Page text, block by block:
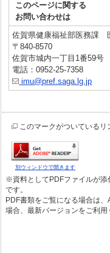
このページに関する
お問い合わせは
佐賀県健康福祉部医務課
〒840-8570
佐賀市城内一丁目1番59号
電話：0952-25-7358
imu@pref.saga.lg.jp
このマークがついている
別ウィンドウで開きます
※資料としてPDFファイルが添
です。
PDF書類をご覧になる場合は
場合、最新バージョンをご利用